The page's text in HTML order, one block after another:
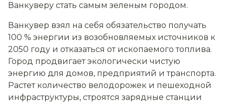
Ванкуверу стать самым зеленым городом.
Ванкувер взял на себя обязательство получать
100 % энергии из возобновляемых источников к
2050 году и отказаться от ископаемого топлива.
Город продвигает экологически чистую
энергию для домов, предприятий и транспорта.
Растет количество велодорожек и пешеходной
инфраструктуры, строятся зарядные станции